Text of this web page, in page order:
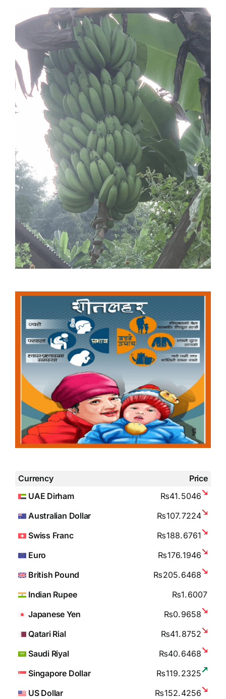
Currency
Price
UAE Dirham
₨41.5046
Australian Dollar
₨107.7224
Swiss Franc
₨188.6761
Euro
₨176.1946
British Pound
₨205.6468
Indian Rupee
₨1.6007
Japanese Yen
₨0.9658
Qatari Rial
₨41.8752
Saudi Riyal
₨40.6468
Singapore Dollar
₨119.2325
US Dollar
₨152.4256